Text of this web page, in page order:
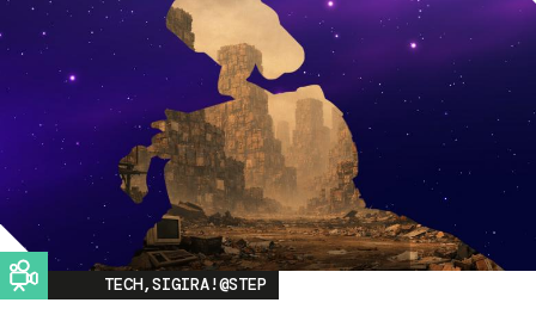
Image
TECH,SIGIRA!@STEP